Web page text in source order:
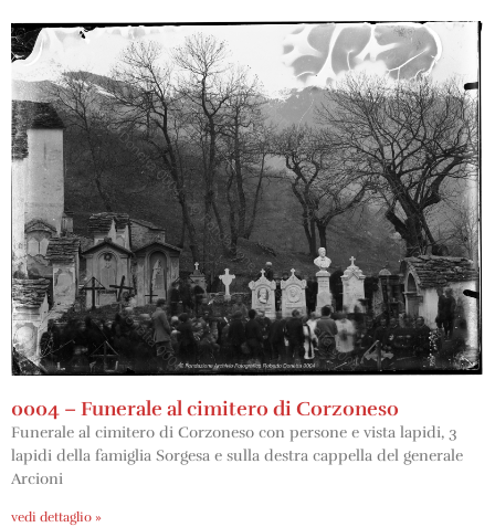
0004 – Funerale al cimitero di Corzoneso
Funerale al cimitero di Corzoneso con persone e vista lapidi, 3
lapidi della famiglia Sorgesa e sulla destra cappella del generale
Arcioni
vedi dettaglio »